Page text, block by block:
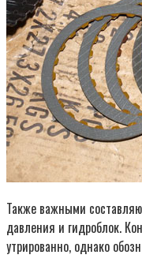
Также важными
давления и гидроблок.
утрированно, однако